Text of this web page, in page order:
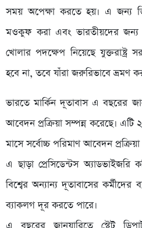
সময় অপেক্ষা করতে হয়। এ জন্য
মওকুফ করা এবং ভারতীয়দের জন্য
খোলার পদক্ষেপ নিয়েছে যুক্তরাষ্ট্র
হবে না, তবে যাঁরা জরুরিভাবে ভ্রমণ
ভারতে মার্কিন দূতাবাস এ বছরের
আবেদন প্রক্রিয়া সম্পন্ন করেছে।
মাসে সর্বোচ্চ পরিমাণ আবেদন
এ ছাড়া প্রেসিডেন্টস অ্যাডভাইজরি
বিশ্বের অন্যান্য দূতাবাসের
ব্যাকলগ দূর করতে পারে।